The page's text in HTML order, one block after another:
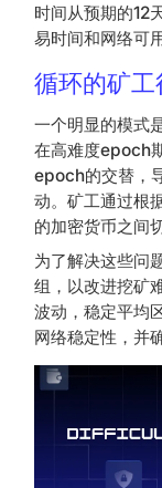
时间从预期的12
易时间和网络可用
循环的矿工
一个明显的模式
在高难度epoch
epoch的交替，
动。矿工通过根
的加密货币之间
为了解决这些问
组，以改进挖矿
波动，稳定平均
网络稳定性，并